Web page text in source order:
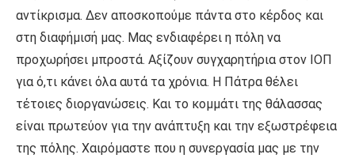
αντίκρισμα. Δεν αποσκοπούμε πάντα στο κέρδος και
στη διαφήμισή μας. Μας ενδιαφέρει η πόλη να
προχωρήσει μπροστά. Αξίζουν συγχαρητήρια στον ΙΟΠ
για ό,τι κάνει όλα αυτά τα χρόνια. Η Πάτρα θέλει
τέτοιες διοργανώσεις. Και το κομμάτι της θάλασσας
είναι πρωτεύον για την ανάπτυξη και την εξωστρέφεια
της πόλης. Χαιρόμαστε που η συνεργασία μας με την